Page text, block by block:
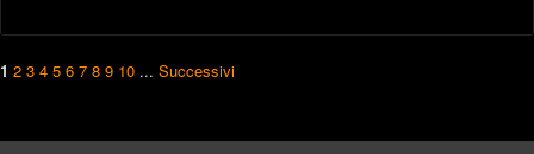
1 2 3 4 5 6 7 8 9 10 ... Successivi